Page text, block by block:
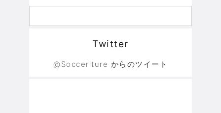
Twitter
@Soccerlture からのツイート